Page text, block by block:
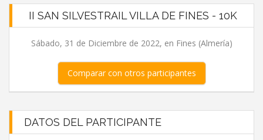
II SAN SILVESTRAIL VILLA DE FINES - 10K
Sábado, 31 de Diciembre de 2022, en Fines (Almería)
Comparar con otros participantes
DATOS DEL PARTICIPANTE